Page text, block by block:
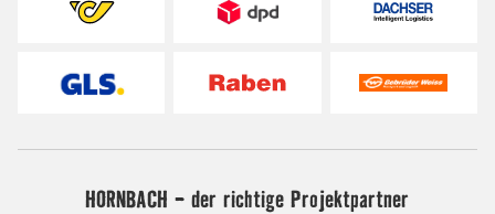
HORNBACH - der richtige Projektpartner